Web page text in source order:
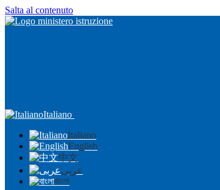
Salta al contenuto
Italiano
Italiano
English
中文
عربى
বাংলা